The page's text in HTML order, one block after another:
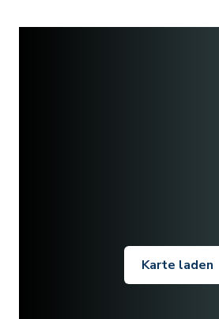
Karte laden